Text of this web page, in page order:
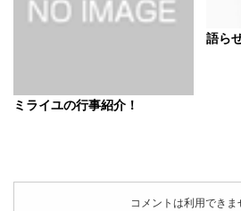
ミライユの行事紹介！
語ら
コメントは利用できま